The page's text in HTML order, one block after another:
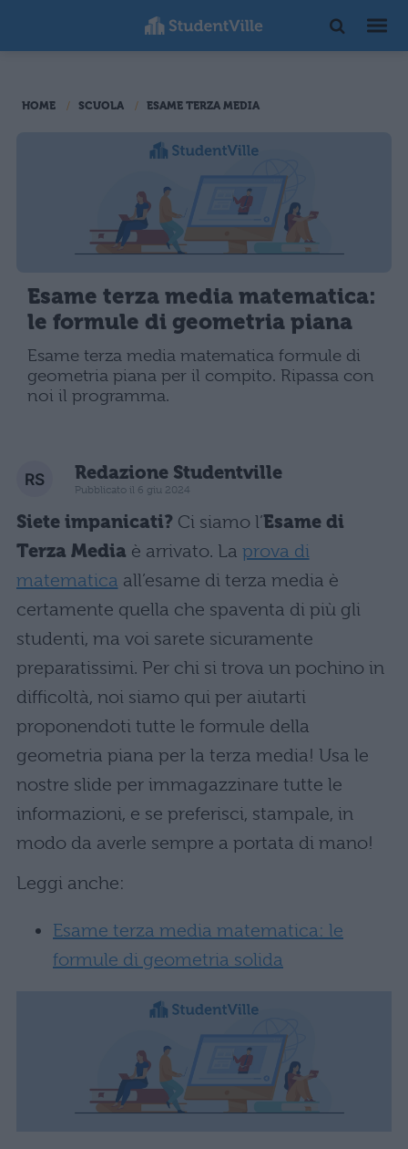
HOME SCUOLA ESAME TERZA MEDIA
Esame terza media matematica:
le formule di geometria piana
Esame terza media matematica formule di
geometria piana per il compito. Ripassa con
noi il programma.
Redazione Studentville
Pubblicato il 6 giu 2024
Siete impanicati? Ci siamo l’Esame di
Terza Media è arrivato. La prova di
matematica all’esame di terza media è
certamente quella che spaventa di più gli
studenti, ma voi sarete sicuramente
preparatissimi. Per chi si trova un pochino in
difficoltà, noi siamo qui per aiutarti
proponendoti tutte le formule della
geometria piana per la terza media! Usa le
nostre slide per immagazzinare tutte le
informazioni, e se preferisci, stampale, in
modo da averle sempre a portata di mano!
Leggi anche:
Esame terza media matematica: le
formule di geometria solida